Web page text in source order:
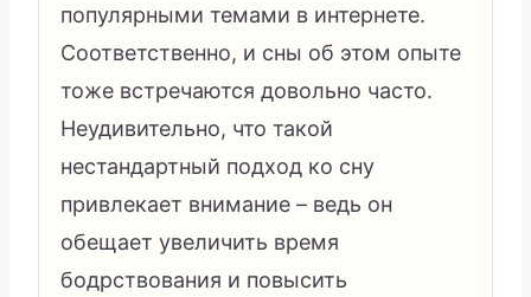
популярными темами в интернете.
Соответственно, и сны об этом опыте
тоже встречаются довольно часто.
Неудивительно, что такой
нестандартный подход ко сну
привлекает внимание – ведь он
обещает увеличить время
бодрствования и повысить